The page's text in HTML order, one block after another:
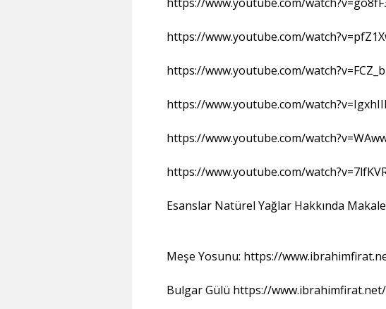
https://www.youtube.com/
https://www.youtube.com/
https://www.youtube.com/
https://www.youtube.com/
https://www.youtube.com/
Esanslar Natürel Yağlar Hakkında
Meşe Yosunu: https://
Bulgar Gülü https://